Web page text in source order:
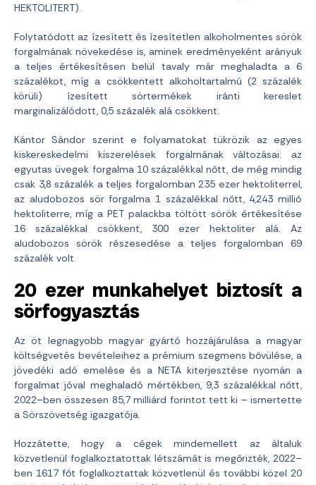
HEKTOLITERT).
Folytatódott az ízesített és ízesítetlen alkoholmentes sörök
forgalmának növekedése is, aminek eredményeként arányuk
a teljes értékesítésen belül tavaly már meghaladta a 6
százalékot, míg a csökkentett alkoholtartalmú (2 százalék
körüli) ízesített sörtermékek iránti kereslet
marginalizálódott, 0,5 százalék alá csökkent.
Kántor Sándor szerint e folyamatokat tükrözik az egyes
kiskereskedelmi kiszerelések forgalmának változásai: az
egyutas üvegek forgalma 10 százalékkal nőtt, de még mindig
csak 3,8 százalék a teljes forgalomban 235 ezer hektoliterrel,
az aludobozos sör forgalma 1 százalékkal nőtt, 4,243 millió
hektoliterre, míg a PET palackba töltött sörök értékesítése
16 százalékkal csökkent, 300 ezer hektoliter alá. Az
aludobozos sörök részesedése a teljes forgalomban 69
százalék volt.
20 ezer munkahelyet biztosít a
sörfogyasztás
Az öt legnagyobb magyar gyártó hozzájárulása a magyar
költségvetés bevételeihez a prémium szegmens bővülése, a
jövedéki adó emelése és a NETA kiterjesztése nyomán a
forgalmat jóval meghaladó mértékben, 9,3 százalékkal nőtt,
2022–ben összesen 85,7 milliárd forintot tett ki – ismertette
a Sörszövetség igazgatója.
Hozzátette, hogy a cégek mindemellett az általuk
közvetlenül foglalkoztatottak létszámát is megőrizték, 2022–
ben 1617 főt foglalkoztattak közvetlenül és további közel 20